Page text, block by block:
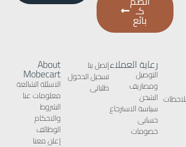
كـ
بائع
رعاية العملاء
التوصيل
ومصاريف
الشحن
سياسة الاسترجاع
حسابى
خصومات
إتصل بنا
تسجيل الدخول
طلباتى
About
Mobecart
الاسئلة الشائعة
معلومات عنا
الشروط
والاحكام
الوظائف
إعلن معنا